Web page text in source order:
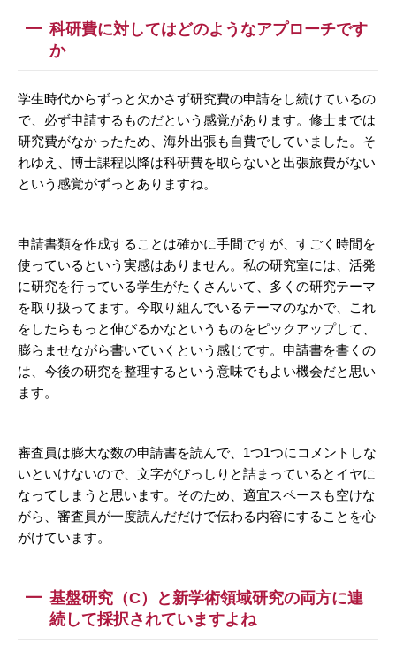
科研費に対してはどのようなアプローチです
か
学生時代からずっと欠かさず研究費の申請をし続けているの
で、必ず申請するものだという感覚があります。修士までは
研究費がなかったため、海外出張も自費でしていました。そ
れゆえ、博士課程以降は科研費を取らないと出張旅費がない
という感覚がずっとありますね。
申請書類を作成することは確かに手間ですが、すごく時間を
使っているという実感はありません。私の研究室には、活発
に研究を行っている学生がたくさんいて、多くの研究テーマ
を取り扱ってます。今取り組んでいるテーマのなかで、これ
をしたらもっと伸びるかなというものをピックアップして、
膨らませながら書いていくという感じです。申請書を書くの
は、今後の研究を整理するという意味でもよい機会だと思い
ます。
審査員は膨大な数の申請書を読んで、1つ1つにコメントしな
いといけないので、文字がびっしりと詰まっているとイヤに
なってしまうと思います。そのため、適宜スペースも空けな
がら、審査員が一度読んだだけで伝わる内容にすることを心
がけています。
基盤研究（C）と新学術領域研究の両方に連
続して採択されていますよね